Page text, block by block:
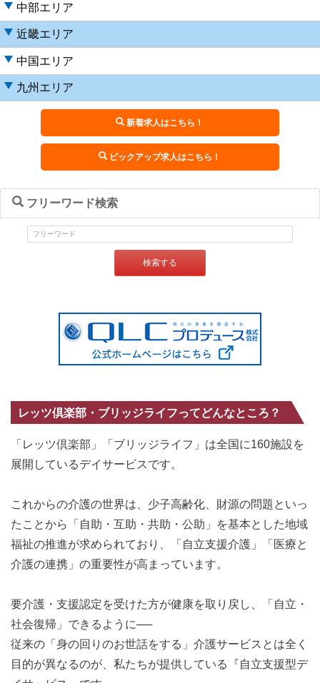
中部エリア
近畿エリア
中国エリア
九州エリア
新着求人はこちら！
ピックアップ求人はこちら！
フリーワード検索
検索する
レッツ倶楽部・ブリッジライフってどんなところ？
「レッツ倶楽部」「ブリッジライフ」は全国に160施設を
展開しているデイサービスです。
これからの介護の世界は、少子高齢化、財源の問題といっ
たことから「自助・互助・共助・公助」を基本とした地域
福祉の推進が求められており、「自立支援介護」「医療と
介護の連携」の重要性が高まっています。
要介護・支援認定を受けた方が健康を取り戻し、「自立・
社会復帰」できるように──
従来の「身の回りのお世話をする」介護サービスとは全く
目的が異なるのが、私たちが提供している『自立支援型デ